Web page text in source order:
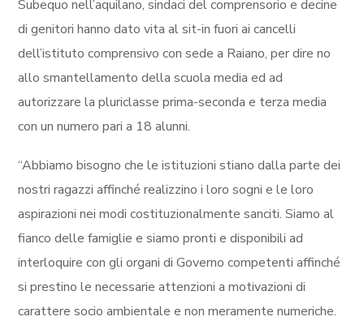
Subequo nell’aquilano, sindaci del comprensorio e decine
di genitori hanno dato vita al sit-in fuori ai cancelli
dell’istituto comprensivo con sede a Raiano, per dire no
allo smantellamento della scuola media ed ad
autorizzare la pluriclasse prima-seconda e terza media
con un numero pari a 18 alunni.
“Abbiamo bisogno che le istituzioni stiano dalla parte dei
nostri ragazzi affinché realizzino i loro sogni e le loro
aspirazioni nei modi costituzionalmente sanciti. Siamo al
fianco delle famiglie e siamo pronti e disponibili ad
interloquire con gli organi di Governo competenti affinché
si prestino le necessarie attenzioni a motivazioni di
carattere socio ambientale e non meramente numeriche.